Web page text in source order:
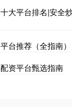
大平台排名|安全
台推荐（全指南）
资平台甄选指南